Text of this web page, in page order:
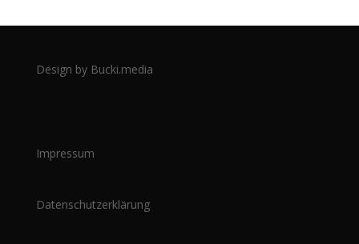
Design by Bucki.media
Impressum
Datenschutzerklärung